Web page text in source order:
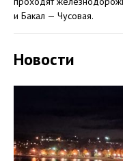
и Бакал — Чусовая.
Новости